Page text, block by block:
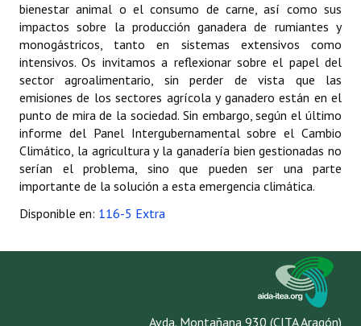
Sello Calidad FECYT
Premio Prensa Agraria
Buscador de Artículos
JORNADAS AIDA
Presentación Jornadas
Comunicaciones
bienestar animal o el consumo de carne, así como sus
impactos sobre la producción ganadera de rumiantes y
monogástricos, tanto en sistemas extensivos como
intensivos. Os invitamos a reflexionar sobre el papel del
sector agroalimentario, sin perder de vista que las
emisiones de los sectores agrícola y ganadero están en el
punto de mira de la sociedad. Sin embargo, según el último
informe del Panel Intergubernamental sobre el Cambio
Climático, la agricultura y la ganadería bien gestionadas no
serían el problema, sino que pueden ser una parte
importante de la solución a esta emergencia climática.
Disponible en: 116-5 Extra
Avda. Montañana 930 (CITA Aragón)